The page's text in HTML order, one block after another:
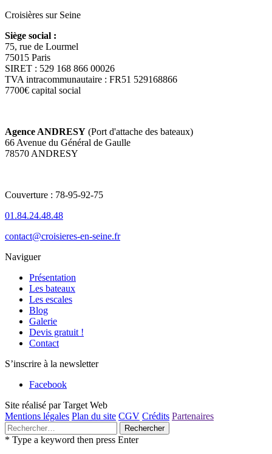
Croisières sur Seine
Siège social :
75, rue de Lourmel
75015 Paris
SIRET : 529 168 866 00026
TVA intracommunautaire : FR51 529168866
7700€ capital social
Agence ANDRESY (Port d'attache des bateaux)
66 Avenue du Général de Gaulle
78570 ANDRESY
Couverture : 78-95-92-75
01.84.24.48.48
contact@croisieres-en-seine.fr
Naviguer
Présentation
Les bateaux
Les escales
Blog
Galerie
Devis gratuit !
Contact
S’inscrire à la newsletter
Facebook
Site réalisé par Target Web
Mentions légales Plan du site CGV Crédits Partenaires
Rechercher :
* Type a keyword then press Enter